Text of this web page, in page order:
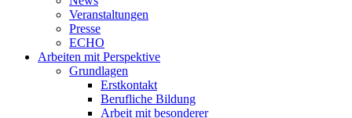
Veranstaltungen
Presse
ECHO
Arbeiten mit Perspektive
Grundlagen
Erstkontakt
Berufliche Bildung
Arbeit mit besonderer